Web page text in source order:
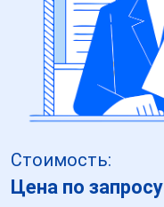
Стоимость:
Цена по запросу